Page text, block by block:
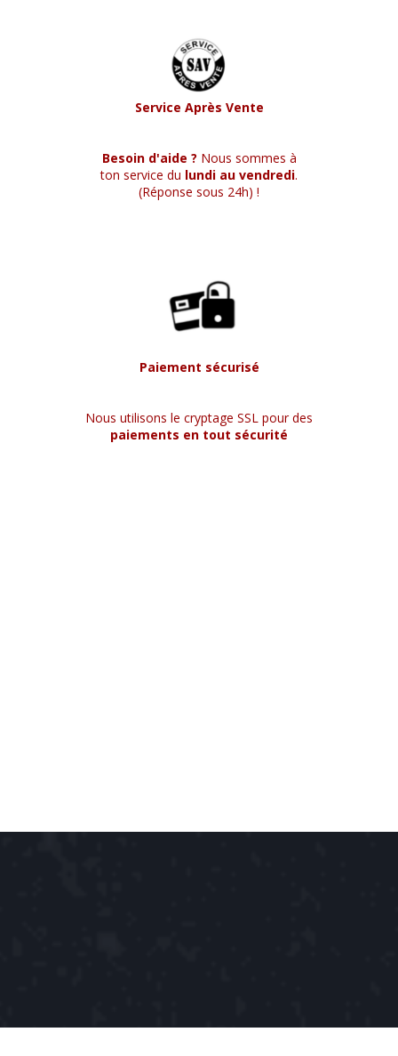
Service Après Vente
Besoin d'aide ? Nous sommes à
ton service du lundi au vendredi.
(Réponse sous 24h) !
Paiement sécurisé
Nous utilisons le cryptage SSL pour des
paiements en tout sécurité